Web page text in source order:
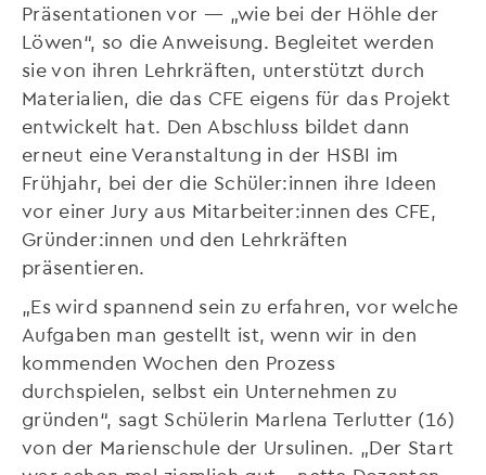
Präsentationen vor — „wie bei der Höhle der
Löwen“, so die Anweisung. Begleitet werden
sie von ihren Lehrkräften, unterstützt durch
Materialien, die das CFE eigens für das Projekt
entwickelt hat. Den Abschluss bildet dann
erneut eine Veranstaltung in der HSBI im
Frühjahr, bei der die Schüler:innen ihre Ideen
vor einer Jury aus Mitarbeiter:innen des CFE,
Gründer:innen und den Lehrkräften
präsentieren.
„Es wird spannend sein zu erfahren, vor welche
Aufgaben man gestellt ist, wenn wir in den
kommenden Wochen den Prozess
durchspielen, selbst ein Unternehmen zu
gründen“, sagt Schülerin Marlena Terlutter (16)
von der Marienschule der Ursulinen. „Der Start